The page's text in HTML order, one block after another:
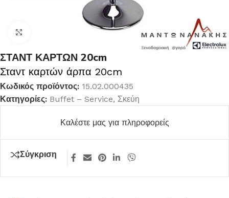
ΣΤΑΝΤ ΚΑΡΤΩΝ 20cm
Σταντ καρτών άρπα 20cm
Κωδικός προϊόντος: 15.02.000435
Κατηγορίες: Buffet – Service, Σκεύη
Καλέστε μας για πληροφορείς
Σύγκριση